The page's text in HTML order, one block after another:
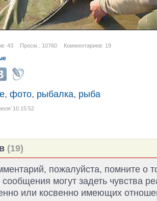
43 Просм.: 10760 Комментариев: 19
, фото, рыбалка, рыба
15:52
(19)
пожалуйста, помните о
могут задеть чувства
или косвенно имеющих